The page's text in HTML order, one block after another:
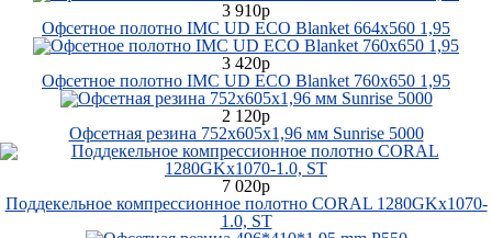
3 910р
Офсетное полотно IMC UD ECO Blanket 664х560 1,95
3 420р
Офсетное полотно IMC UD ECO Blanket 760х650 1,95
2 120р
Офсетная резина 752х605х1,96 мм Sunrise 5000
7 020р
Поддекельное компрессионное полотно CORAL 1280GKx1070-
1.0, ST